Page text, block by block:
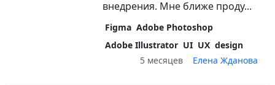
внедрения. Мне ближе проду...
Figma Adobe Photoshop
Adobe Illustrator UI UX design
5 месяцев
Елена Жданова